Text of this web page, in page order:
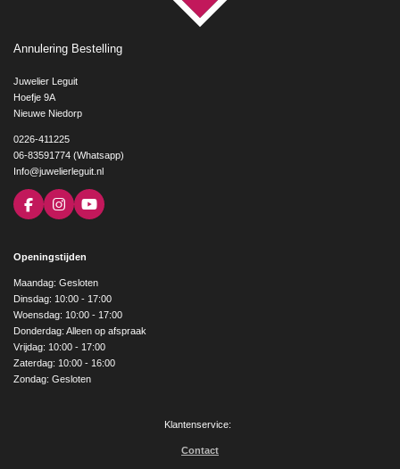
Annulering Bestelling
Juwelier Leguit
Hoefje 9A
Nieuwe Niedorp
0226-411225
06-83591774 (Whatsapp)
Info@juwelierleguit.nl
F
a
b
o
k
I
n
a
g
r
a
m
Y
o
e
Openingstijden
Maandag: Gesloten
Dinsdag: 10:00 - 17:00
Woensdag: 10:00 - 17:00
Donderdag: Alleen op afspraak
Vrijdag: 10:00 - 17:00
Zaterdag: 10:00 - 16:00
Zondag: Gesloten
Klantenservice:
Contact